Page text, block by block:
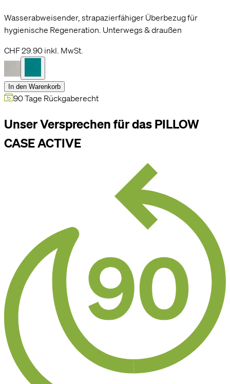
Wasserabweisender, strapazierfähiger Überbezug für
hygienische Regeneration. Unterwegs & draußen
CHF 29.90 inkl. MwSt.
In den Warenkorb
90 Tage Rückgaberecht
Unser Versprechen für das PILLOW
CASE ACTIVE